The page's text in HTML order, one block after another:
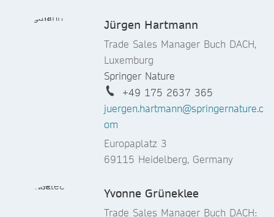
Jürgen Hartmann
Trade Sales Manager Buch DACH,
Luxemburg
Springer Nature
+49 175 2637 365
juergen.hartmann@springernature.c
om
Europaplatz 3
69115 Heidelberg, Germany
Yvonne Grüneklee
Trade Sales Manager Buch DACH: